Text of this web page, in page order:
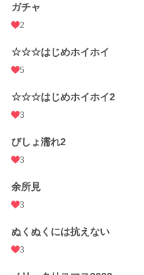
ガチャ
2
☆☆☆はじめホイホイ
5
☆☆☆はじめホイホイ2
3
びしょ濡れ2
3
余所見
3
ぬくぬくには抗えない
3